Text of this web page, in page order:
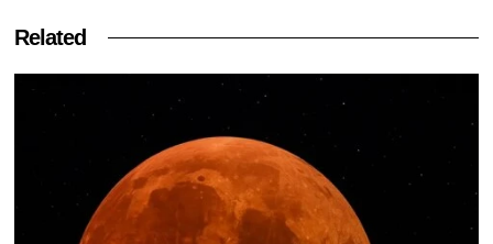
Related